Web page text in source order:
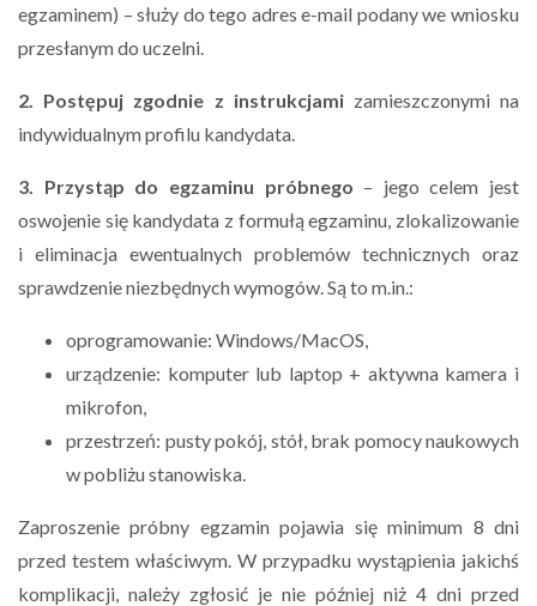
egzaminem) – służy do tego adres e-mail podany we wniosku
przesłanym do uczelni.
2. Postępuj zgodnie z instrukcjamizamieszczonymi na
indywidualnym profilu kandydata.
3. Przystąp do egzaminu próbnego – jego celem jest
oswojenie się kandydata z formułą egzaminu, zlokalizowanie
i eliminacja ewentualnych problemów technicznych oraz
sprawdzenie niezbędnych wymogów. Są to m.in.:
oprogramowanie: Windows/MacOS,
urządzenie: komputer lub laptop + aktywna kamera i
mikrofon,
przestrzeń: pusty pokój, stół, brak pomocy naukowych
w pobliżu stanowiska.
Zaproszenie próbny egzamin pojawia się minimum 8 dni
przed testem właściwym. W przypadku wystąpienia jakichś
komplikacji, należy zgłosić je nie później niż 4 dni przed